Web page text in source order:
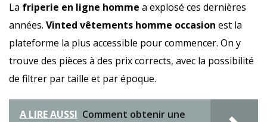
La friperie en ligne homme a explosé ces dernières
années. Vinted vêtements homme occasion est la
plateforme la plus accessible pour commencer. On y
trouve des pièces à des prix corrects, avec la possibilité
de filtrer par taille et par époque.
A LIRE AUSSI Comment obtenir une